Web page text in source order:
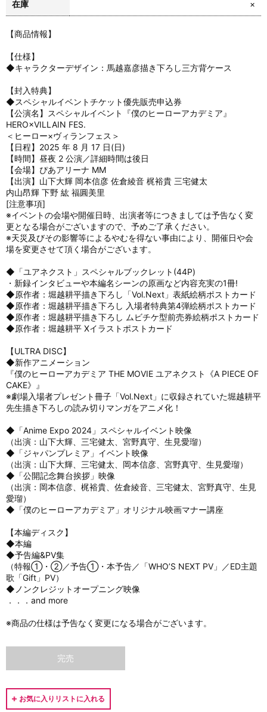
在庫 ×
【商品情報】
【仕様】
◆キャラクターデザイン：馬越嘉彦描き下ろし三方背ケース
【封入特典】
◆スペシャルイベントチケット優先販売申込券
【公演名】スペシャルイベント『僕のヒーローアカデミア』
HERO×VILLAIN FES.
＜ヒーロー×ヴィランフェス＞
【日程】2025 年 8 月 17 日(日)
【時間】昼夜 2 公演／詳細時間は後日
【会場】ぴあアリーナ MM
【出演】山下大輝 岡本信彦 佐倉綾音 梶裕貴 三宅健太
内山昂輝 下野 紘 福圓美里
[注意事項]
※イベントの会場や開催日時、出演者等につきましては予告なく変
更となる場合がございますので、予めご了承ください。
※天災及びその影響等によるやむを得ない事由により、開催日や会
場を変更させて頂く場合がございます。
◆「ユアネクスト」スペシャルブックレット(44P)
・新録インタビューや本編名シーンの原画など内容充実の1冊!
◆原作者：堀越耕平描き下ろし「Vol.Next」表紙絵柄ポストカード
◆原作者：堀越耕平描き下ろし 入場者特典第4弾絵柄ポストカード
◆原作者：堀越耕平描き下ろし ムビチケ型前売券絵柄ポストカード
◆原作者：堀越耕平 Xイラストポストカード
【ULTRA DISC】
◆新作アニメーション
『僕のヒーローアカデミア THE MOVIE ユアネクスト《A PIECE OF
CAKE》』
※劇場入場者プレゼント冊子「Vol.Next」に収録されていた堀越耕平
先生描き下ろしの読み切りマンガをアニメ化！
◆「Anime Expo 2024」スペシャルイベント映像
（出演：山下大輝、三宅健太、宮野真守、生見愛瑠）
◆「ジャパンプレミア」イベント映像
（出演：山下大輝、三宅健太、岡本信彦、宮野真守、生見愛瑠）
◆「公開記念舞台挨拶」映像
（出演：岡本信彦、梶裕貴、佐倉綾音、三宅健太、宮野真守、生見
愛瑠）
◆「僕のヒーローアカデミア」オリジナル映画マナー講座
【本編ディスク】
◆本編
◆予告編&PV集
（特報①・②／予告①・本予告／「WHO’S NEXT PV」／ED主題
歌「Gift」PV）
◆ノンクレジットオープニング映像
．．．and more
※商品の仕様は予告なく変更になる場合がございます。
完売